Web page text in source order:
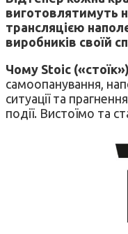
виготовлятимуть
трансляцією
виробників своїй
Чому Stoic
самоопанування,
ситуації та
події. Вистоїмо та